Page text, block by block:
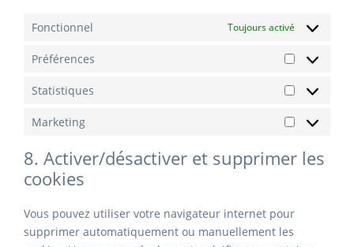
Fonctionnel Toujours activé
Préférences
Statistiques
Marketing
Marketing
8. Activer/désactiver et supprimer les
cookies
Vous pouvez utiliser votre navigateur internet pour
supprimer automatiquement ou manuellement les